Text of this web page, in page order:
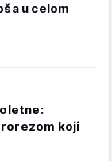
u celom
koji